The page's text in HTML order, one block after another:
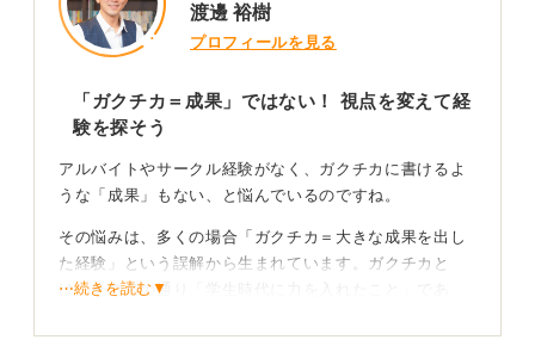
0
渡邊 裕樹
プロフィールを見る
「ガクチカ＝成果」ではない！ 視点を変えて経
験を探そう
アルバイトやサークル経験がなく、ガクチカに書けるよ
うな「成果」もない、と悩んでいるのですね。
その悩みは、多くの場合「ガクチカ＝大きな成果を出し
た経験」という誤解から生まれています。ガクチカと
は、その名の通り「学生時代に力を入れたこと」であ
⋯続きを読む▼